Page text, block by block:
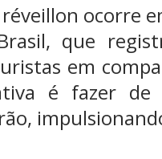
ocorre
que
em
é fazer